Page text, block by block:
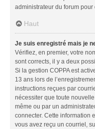
administrateur du forum pour
Haut
Je suis enregistré mais je
Vérifiez, en premier, votre
sont corrects, il y a deux
Si la gestion COPPA est
13 ans lors de
instructions reçues par
nécessiter que toute
même ou par un
connecter. Cette information
vous avez reçu un courriel,